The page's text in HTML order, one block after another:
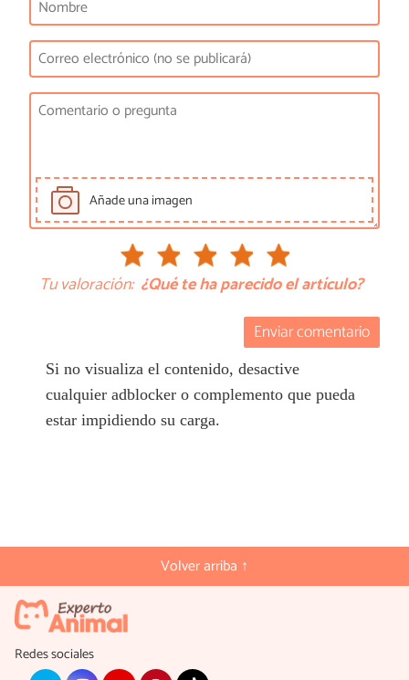
Añade una imagen
Tu valoración: ¿Qué te ha parecido el artículo?
Enviar comentario
Si no visualiza el contenido, desactive
cualquier adblocker o complemento que pueda
estar impidiendo su carga.
Volver arriba ↑
Redes sociales